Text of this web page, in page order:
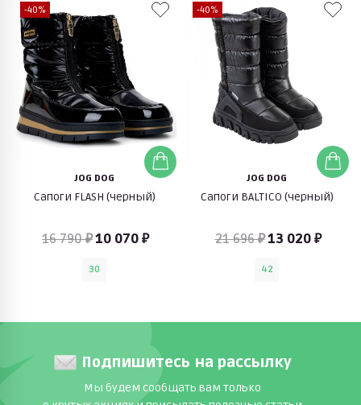
-40%
JOG DOG
Сапоги FLASH (черный)
16 790 ₽10 070 ₽
30
-40%
JOG DOG
Сапоги BALTICO (черный)
21 696 ₽13 020 ₽
42
Подпишитесь на рассылку
Мы будем сообщать вам только